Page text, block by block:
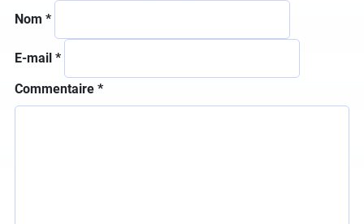
Commentaire *
Nom *
E-mail *